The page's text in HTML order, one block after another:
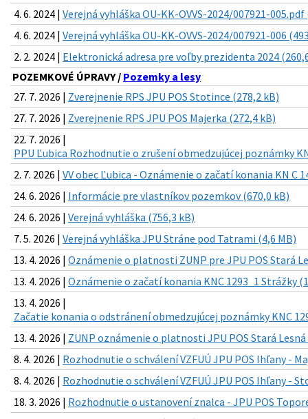
4. 6. 2024 | Verejná vyhláška OU-KK-OVVS-2024/007921-005.pdf
4. 6. 2024 | Verejná vyhláška OU-KK-OVVS-2024/007921-006
2. 2. 2024 | Elektronická adresa pre voľby prezidenta 2024
POZEMKOVÉ ÚPRAVY / Pozemky a lesy
27. 7. 2026 | Zverejnenie RPS JPU POS Stotince (278,2 kB)
27. 7. 2026 | Zverejnenie RPS JPU POS Majerka (272,4 kB)
22. 7. 2026 |
PPU Ľubica Rozhodnutie o zrušení obmedzujúcej poznámky
2. 7. 2026 | VV obec Ľubica - Oznámenie o začatí konania KN C
24. 6. 2026 | Informácie pre vlastníkov pozemkov (670,0 kB)
24. 6. 2026 | Verejná vyhláška (756,3 kB)
7. 5. 2026 | Verejná vyhláška JPU Stráne pod Tatrami (4,6 MB)
13. 4. 2026 | Oznámenie o platnosti ZUNP pre JPU POS Stará
13. 4. 2026 | Oznámenie o začatí konania KNC 1293_1 Strážky
13. 4. 2026 |
Začatie konania o odstránení obmedzujúcej poznámky KNC
13. 4. 2026 | ZUNP oznámenie o platnosti JPU POS Stará Lesná
8. 4. 2026 | Rozhodnutie o schválení VZFUÚ JPU POS Ihľany -
8. 4. 2026 | Rozhodnutie o schválení VZFUÚ JPU POS Ihľany -
18. 3. 2026 | Rozhodnutie o ustanovení znalca - JPU POS